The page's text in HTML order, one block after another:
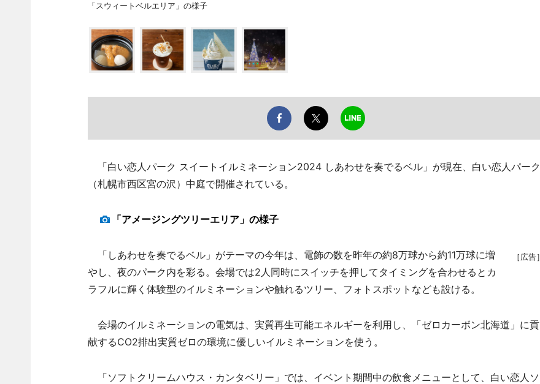
「スウィートベルエリア」の様子
「白い恋人パーク スイートイルミネーション2024 しあわせを奏でるベル」が現在、白い恋人パーク
（札幌市西区宮の沢）中庭で開催されている。
「アメージングツリーエリア」の様子
［広告］
「しあわせを奏でるベル」がテーマの今年は、電飾の数を昨年の約8万球から約11万球に増
やし、夜のパーク内を彩る。会場では2人同時にスイッチを押してタイミングを合わせるとカ
ラフルに輝く体験型のイルミネーションや触れるツリー、フォトスポットなども設ける。
会場のイルミネーションの電気は、実質再生可能エネルギーを利用し、「ゼロカーボン北海道」に貢
献するCO2排出実質ゼロの環境に優しいイルミネーションを使う。
「ソフトクリームハウス・カンタベリー」では、イベント期間中の飲食メニューとして、白い恋人ソ